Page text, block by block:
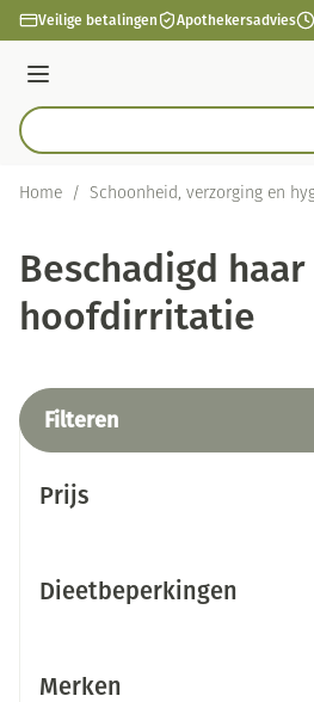
Ga naar de inhoud
Veilige betalingen Apothekersadvies
Menu
Product, merk, categorie...
Home / Schoonheid, verzorging en
Beschadigd haar
hoofdirritatie
Filteren
Prijs
Dieetbeperkingen
Merken